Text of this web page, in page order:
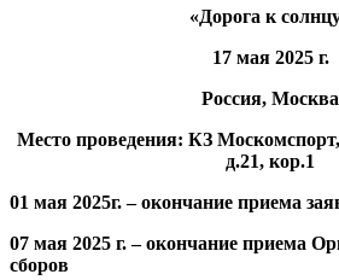
«Дорога к
17 мая 2025 г.
Россия, Москва
Место проведения: КЗ
д.21, кор.1
01 мая 2025г. – окончание приема
07 мая 2025 г. – окончание приема
сборов